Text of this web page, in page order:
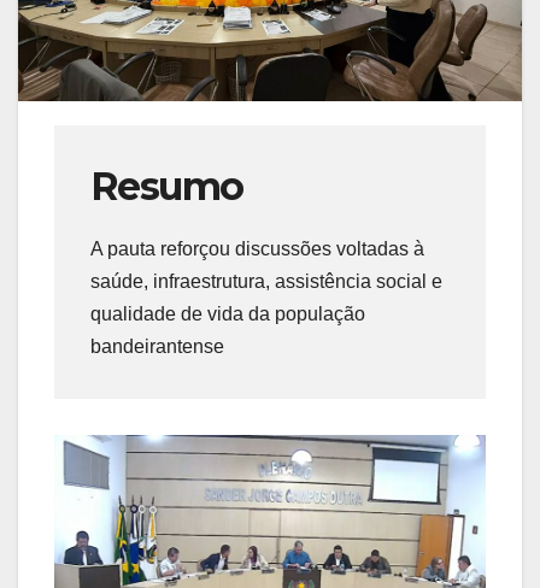
Resumo
A pauta reforçou discussões voltadas à
saúde, infraestrutura, assistência social e
qualidade de vida da população
bandeirantense